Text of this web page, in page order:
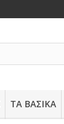
ΤΑ ΒΑΣΙΚΆ